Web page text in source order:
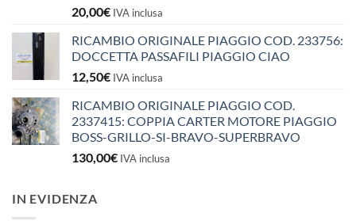
20,00€ IVA inclusa
RICAMBIO ORIGINALE PIAGGIO COD. 233756:
DOCCETTA PASSAFILI PIAGGIO CIAO
12,50€ IVA inclusa
RICAMBIO ORIGINALE PIAGGIO COD.
2337415: COPPIA CARTER MOTORE PIAGGIO
BOSS-GRILLO-SI-BRAVO-SUPERBRAVO
130,00€ IVA inclusa
IN EVIDENZA